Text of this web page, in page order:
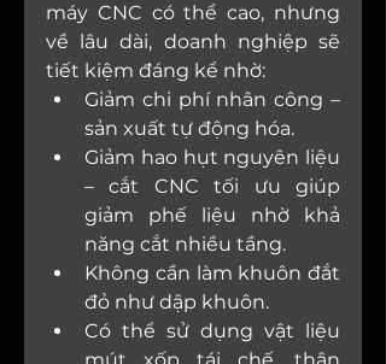
máy CNC có thể cao, nhưng
về lâu dài, doanh nghiệp sẽ
tiết kiệm đáng kể nhờ:
Giảm chi phí nhân công –
sản xuất tự động hóa.
Giảm hao hụt nguyên liệu
– cắt CNC tối ưu giúp
giảm phế liệu nhờ khả
năng cắt nhiều tầng.
Không cần làm khuôn đắt
đỏ như dập khuôn.
Có thể sử dụng vật liệu